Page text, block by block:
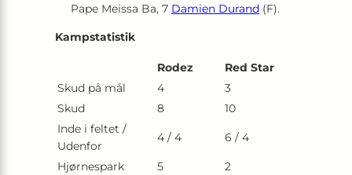
Pape Meissa Ba, 7 Damien Durand (F).
Kampstatistik
Rodez
Red Star
Skud på mål
4
3
Skud
8
10
Inde i feltet /
Udenfor
4 / 4 6 / 4
Hjørnespark 5
2